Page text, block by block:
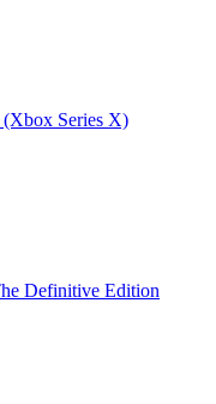
Series X)
Definitive Edition